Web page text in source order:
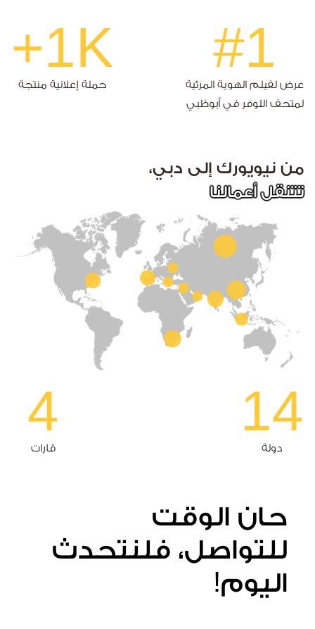
#1
عرض لفيلم الهوية المرئية
لمتحف اللوفر في أبوظبي
1K+
حملة إعلانية منتجة
من نيويورك إلى دبي،
تتنقل أعمالنا
14
دولة
4
قارات
حان الوقت
للتواصل، فلنتحدث
اليوم!